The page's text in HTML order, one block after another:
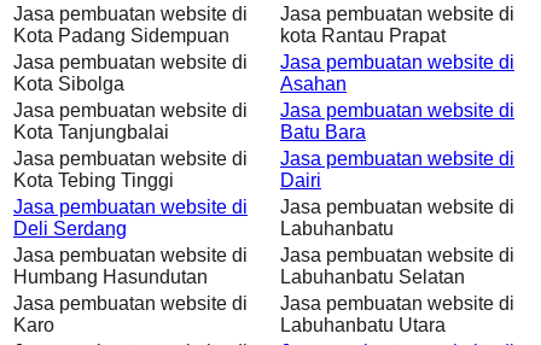
Jasa pembuatan website di
Kota Padang Sidempuan
Jasa pembuatan website di
kota Rantau Prapat
Jasa pembuatan website di
Kota Sibolga
Jasa pembuatan website di
Asahan
Jasa pembuatan website di
Kota Tanjungbalai
Jasa pembuatan website di
Batu Bara
Jasa pembuatan website di
Kota Tebing Tinggi
Jasa pembuatan website di
Dairi
Jasa pembuatan website di
Deli Serdang
Jasa pembuatan website di
Labuhanbatu
Jasa pembuatan website di
Humbang Hasundutan
Jasa pembuatan website di
Labuhanbatu Selatan
Jasa pembuatan website di
Karo
Jasa pembuatan website di
Labuhanbatu Utara